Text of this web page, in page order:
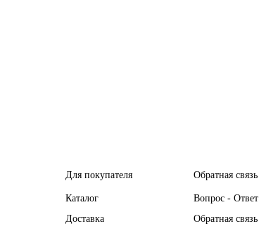
Для покупателя
Каталог
Доставка
Обратная связь
Вопрос - Ответ
Обратная связь